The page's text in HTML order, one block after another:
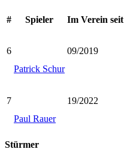
# Spieler Im Verein seit
6
Patrick Schur
09/2019
7
Paul Rauer
19/2022
Stürmer